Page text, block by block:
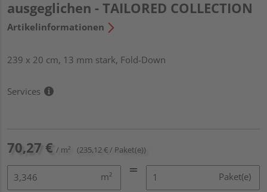
ausgeglichen - TAILORED COLLECTION
Artikelinformationen
239 x 20 cm, 13 mm stark, Fold-Down
Services
70,27 € / m² (235,12 € / Paket(e))
m² Paket(e)